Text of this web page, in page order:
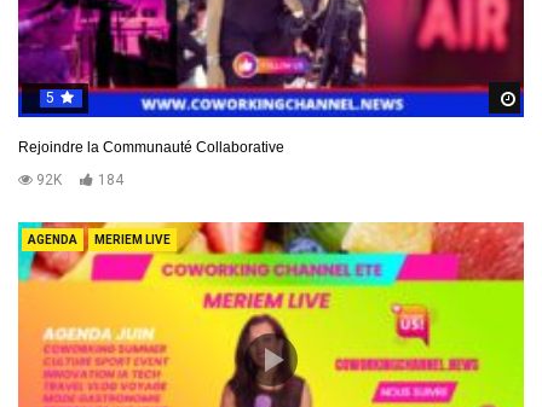
5
Rejoindre la Communauté Collaborative
92K
184
AGENDA MERIEM LIVE